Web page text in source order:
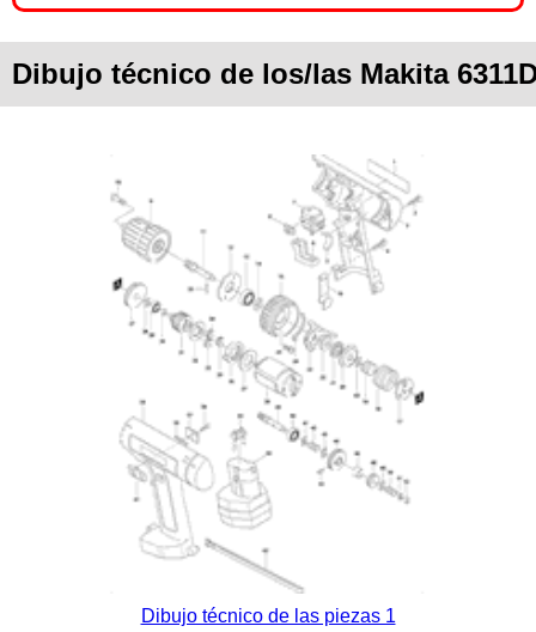
Dibujo técnico de los/las Makita
Dibujo técnico de las piezas 1